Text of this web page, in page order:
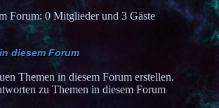
Forum: 0 Mitglieder und 3 Gäste
diesem Forum
Themen in diesem Forum erstellen.
zu Themen in diesem Forum